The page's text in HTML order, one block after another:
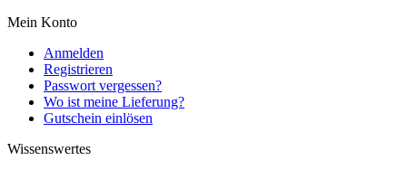
Mein Konto
Anmelden
Registrieren
Passwort vergessen?
Wo ist meine Lieferung?
Gutschein einlösen
Wissenswertes